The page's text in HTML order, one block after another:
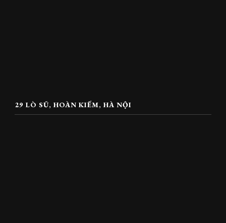
29 LÒ SŨ, HOÀN KIẾM, HÀ NỘI